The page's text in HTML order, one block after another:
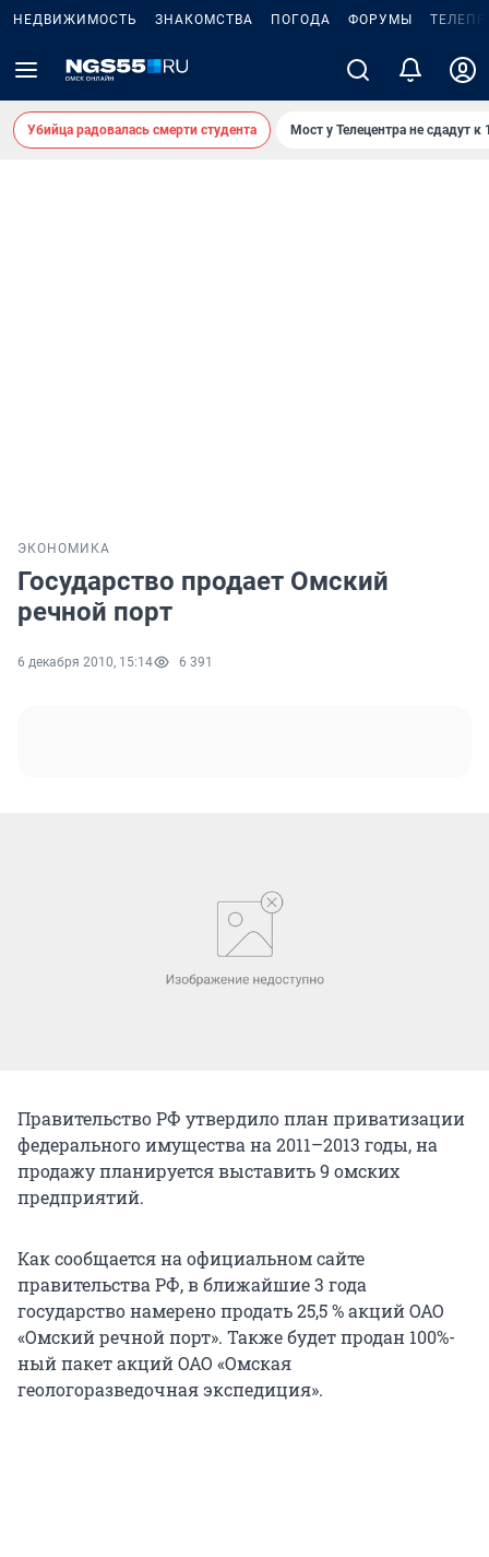
НЕДВИЖИМОСТЬ ЗНАКОМСТВА ПОГОДА ФОРУМЫ
Убийца радовалась смерти студента Мост у Телецентра не сдадут к
ЭКОНОМИКА
Государство продает Омский
речной порт
6 декабря 2010, 15:14 6 391
Правительство РФ утвердило план приватизации
федерального имущества на 2011–2013 годы, на
продажу планируется выставить 9 омских
предприятий.
Как сообщается на официальном сайте
правительства РФ, в ближайшие 3 года
государство намерено продать 25,5 % акций ОАО
«Омский речной порт». Также будет продан 100%-
ный пакет акций ОАО «Омская
геологоразведочная экспедиция».